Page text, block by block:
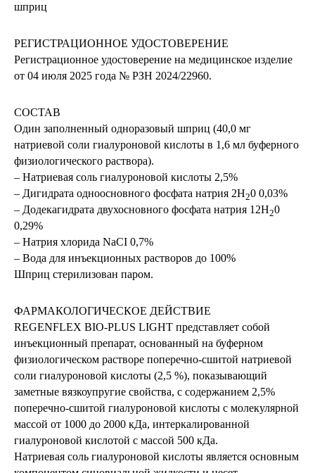
шприц
РЕГИСТРАЦИОННОЕ УДОСТОВЕРЕНИЕ
Регистрационное удостоверение на медицинское изделие
от 04 июля 2025 года № РЗН 2024/22960.
СОСТАВ
Один заполненный одноразовый шприц (40,0 мг
натриевой соли гиалуроновой кислоты в 1,6 мл буферного
физиологического раствора).
– Натриевая соль гиалуроновой кислоты 2,5%
– Дигидрата одноосновного фосфата натрия 2Н20 0,03%
– Додекагидрата двухосновного фосфата натрия 12Н20
0,29%
– Натрия хлорида NaCI 0,7%
– Вода для инъекционных растворов до 100%
Шприц стерилизован паром.
ФАРМАКОЛОГИЧЕСКОЕ ДЕЙСТВИЕ
REGENFLEX BIO-PLUS LIGHT представляет собой
инъекционный препарат, основанный на буферном
физиологическом растворе поперечно-сшитой натриевой
соли гиалуроновой кислоты (2,5 %), показывающий
заметные вязкоупругие свойства, с содержанием 2,5%
поперечно-сшитой гиалуроновой кислоты с молекулярной
массой от 1000 до 2000 кДа, интеркалированной
гиалуроновой кислотой с массой 500 кДа.
Натриевая соль гиалуроновой кислоты является основным